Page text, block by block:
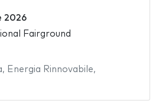
2026
Fairground
, Energia Rinnovabile,